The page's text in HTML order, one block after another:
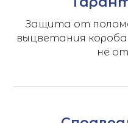
Защита от
выцветания
не